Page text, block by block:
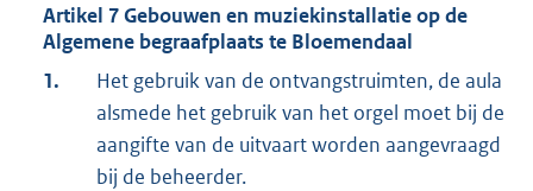
Artikel 7 Gebouwen en muziekinstallatie op de
Algemene begraafplaats te Bloemendaal
1.
Het gebruik van de ontvangstruimten, de aula
alsmede het gebruik van het orgel moet bij de
aangifte van de uitvaart worden aangevraagd
bij de beheerder.